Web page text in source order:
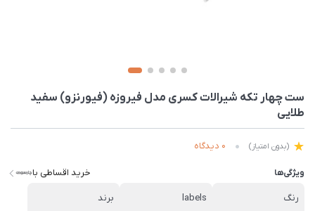
ست چهار تکه شیرالات کسری مدل فیروزه (فیورنزو) سفید
طلایی
(بدون امتیاز) 0 دیدگاه
ویژگی‌ها خرید اقساطی با
رنگ
labels
برند